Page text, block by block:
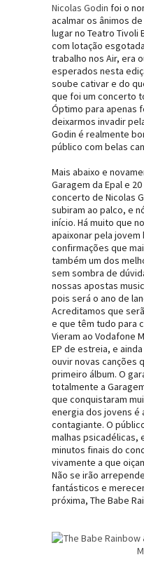
Nicolas Godin foi o
acalmar os ânimos
lugar no Teatro Tivoli
com lotação
trabalho nos Air, era
esperados nesta
soube cativar e do
que foi um concerto
Óptimo para apenas
deixarmos invadir
Godin é realmente
público com belas
Mais abaixo e
Garagem da Epal e
concerto de Nicolas
subiram ao palco, e
início. Há muito que
apaixonar pela jovem
confirmações que
também um dos
sem sombra de
nossas apostas
pois será o ano de
Acreditamos que
e que têm tudo para
Vieram ao Vodafone
EP de estreia, e
ouvir novas canções
primeiro álbum. O
totalmente a
que conquistaram
energia dos jovens é
contagiante. O
malhas psicadélicas,
minutos finais do
vivamente a que
Não se irão
fantásticos e
próxima, The Babe